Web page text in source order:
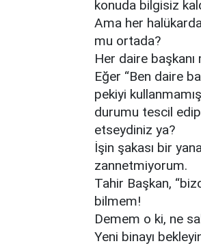
konuda bilgisiz
Ama her
mu ortada?
Her daire
Eğer “Ben daire
pekiyi
durumu tescil
etseydiniz ya?
İşin şakası bir
zannetmiyorum.
Tahir Başkan,
bilmem!
Demem o ki, ne
Yeni binayı